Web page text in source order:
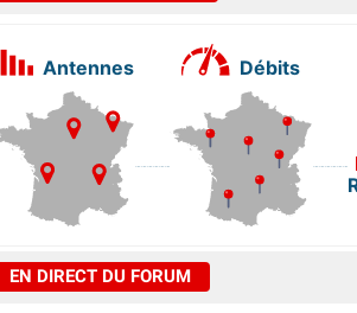
Antennes Débits
EN DIRECT DU FORUM